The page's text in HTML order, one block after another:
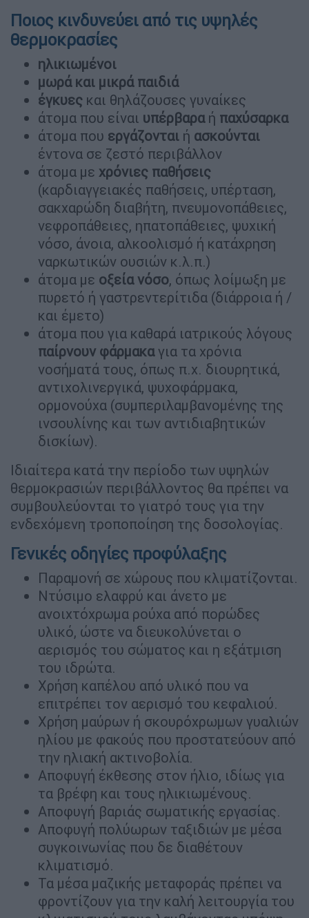
Ποιος κινδυνεύει από τις υψηλές
θερμοκρασίες
ηλικιωμένοι
μωρά και μικρά παιδιά
έγκυες και θηλάζουσες γυναίκες
άτομα που είναι υπέρβαραή παχύσαρκα
άτομα που εργάζονται ή ασκούνται
έντονα σε ζεστό περιβάλλον
άτομα με χρόνιες παθήσεις
(καρδιαγγειακές παθήσεις, υπέρταση,
σακχαρώδη διαβήτη, πνευμονοπάθειες,
νεφροπάθειες, ηπατοπάθειες, ψυχική
νόσο, άνοια, αλκοολισμό ή κατάχρηση
ναρκωτικών ουσιών κ.λ.π.)
άτομα με οξεία νόσο, όπως λοίμωξη με
πυρετό ή γαστρεντερίτιδα (διάρροια ή /
και έμετο)
άτομα που για καθαρά ιατρικούς λόγους
παίρνουν φάρμακαγια τα χρόνια
νοσήματά τους, όπως π.χ. διουρητικά,
αντιχολινεργικά, ψυχοφάρμακα,
ορμονούχα (συμπεριλαμβανομένης της
ινσουλίνης και των αντιδιαβητικών
δισκίων).
Ιδιαίτερα κατά την περίοδο των υψηλών
θερμοκρασιών περιβάλλοντος θα πρέπει να
συμβουλεύονται το γιατρό τους για την
ενδεχόμενη τροποποίηση της δοσολογίας.
Γενικές οδηγίες προφύλαξης
Παραμονή σε χώρους που κλιματίζονται.
Ντύσιμο ελαφρύ και άνετο με
ανοιχτόχρωμα ρούχα από πορώδες
υλικό, ώστε να διευκολύνεται ο
αερισμός του σώματος και η εξάτμιση
του ιδρώτα.
Χρήση καπέλου από υλικό που να
επιτρέπει τον αερισμό του κεφαλιού.
Χρήση μαύρων ή σκουρόχρωμων γυαλιών
ηλίου με φακούς που προστατεύουν από
την ηλιακή ακτινοβολία.
Αποφυγή έκθεσης στον ήλιο, ιδίως για
τα βρέφη και τους ηλικιωμένους.
Αποφυγή βαριάς σωματικής εργασίας.
Αποφυγή πολύωρων ταξιδιών με μέσα
συγκοινωνίας που δε διαθέτουν
κλιματισμό.
Τα μέσα μαζικής μεταφοράς πρέπει να
φροντίζουν για την καλή λειτουργία του